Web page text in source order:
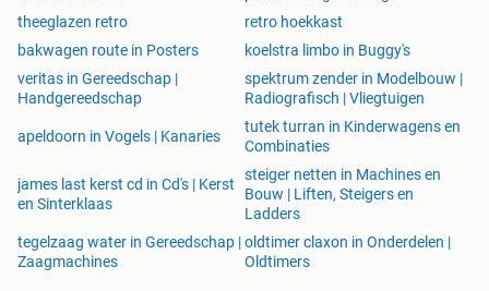
theeglazen retro
retro hoekkast
bakwagen route in Posters
koelstra limbo in Buggy's
veritas in Gereedschap |
Handgereedschap
spektrum zender in Modelbouw |
Radiografisch | Vliegtuigen
apeldoorn in Vogels | Kanaries
tutek turran in Kinderwagens en
Combinaties
james last kerst cd in Cd's | Kerst
en Sinterklaas
steiger netten in Machines en
Bouw | Liften, Steigers en
Ladders
tegelzaag water in Gereedschap |
Zaagmachines
oldtimer claxon in Onderdelen |
Oldtimers